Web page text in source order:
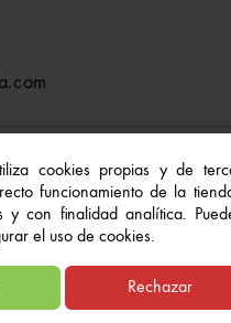
cookies propias y de
funcionamiento de la
y con finalidad analítica.
el uso de cookies.
Rechazar
Koala Vila™. Todos los